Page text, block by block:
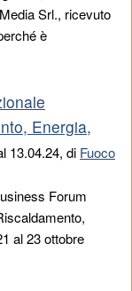
Srl., ricevuto
è
Energia,
13.04.24, di Fuoco
Forum
al 23 ottobre